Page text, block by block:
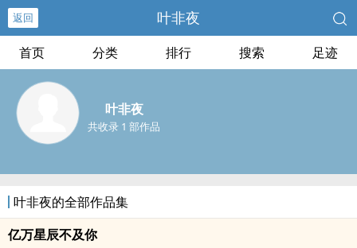
返回 叶非夜
首页 分类 排行 搜索 足迹
叶非夜
共收录 1 部作品
叶非夜的全部作品集
亿万星辰不及你